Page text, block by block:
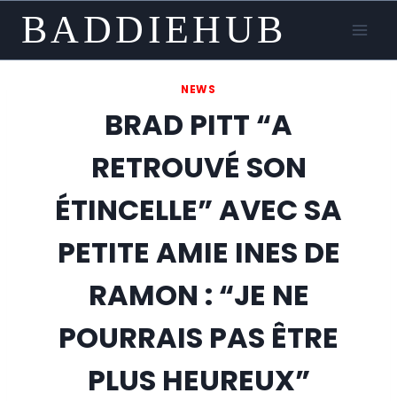
content
BADDIEHUB
NEWS
BRAD PITT “A
RETROUVÉ SON
ÉTINCELLE” AVEC SA
PETITE AMIE INES DE
RAMON : “JE NE
POURRAIS PAS ÊTRE
PLUS HEUREUX”